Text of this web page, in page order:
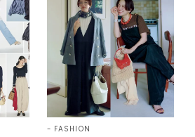
FASHION